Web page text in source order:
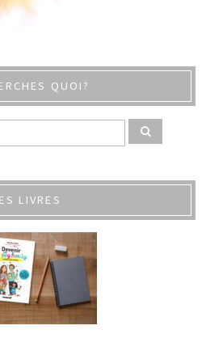
QUOI?
LIVRES